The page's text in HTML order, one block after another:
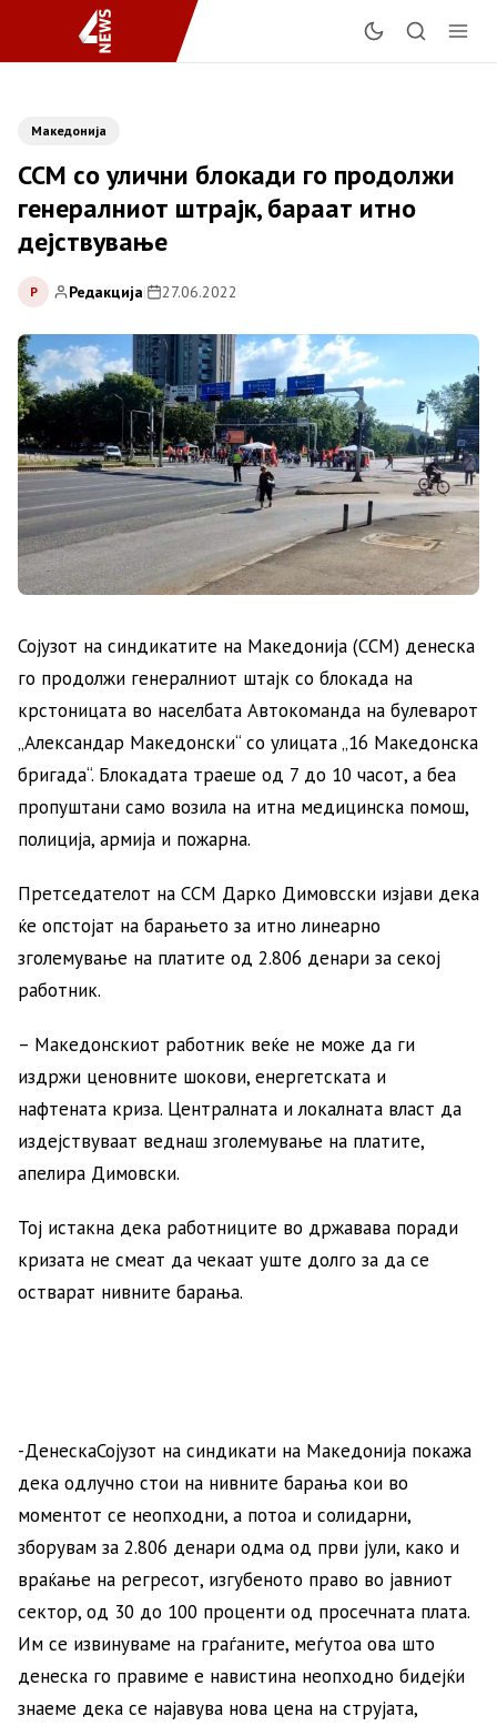
Македонија
ССМ со улични блокади го продолжи
генералниот штрајк, бараат итно
дејствување
Р Редакција| 27.06.2022
Сојузот на синдикатите на Македонија (ССМ) денеска
го продолжи генералниот штајк со блокада на
крстоницата во населбата Автокоманда на булеварот
„Александар Македонски“ со улицата „16 Македонска
бригада“. Блокадата траеше од 7 до 10 часот, а беа
пропуштани само возила на итна медицинска помош,
полиција, армија и пожарна.
Претседателот на ССМ Дарко Димовсски изјави дека
ќе опстојат на барањето за итно линеарно
зголемување на платите од 2.806 денари за секој
работник.
– Македонскиот работник веќе не може да ги
издржи ценовните шокови, енергетската и
нафтената криза. Централната и локалната власт да
издејствуваат веднаш зголемување на платите,
апелира Димовски.
Тој истакна дека работниците во државава поради
кризата не смеат да чекаат уште долго за да се
остварат нивните барања.
-ДенескаСојузот на синдикати на Македонија покажа
дека одлучно стои на нивните барања кои во
моментот се неопходни, а потоа и солидарни,
зборувам за 2.806 денари одма од први јули, како и
враќање на регресот, изгубеното право во јавниот
сектор, од 30 до 100 проценти од просечната плата.
Им се извинуваме на граѓаните, меѓутоа ова што
денеска го правиме е навистина неопходно бидејќи
знаеме дека се најавува нова цена на струјата,